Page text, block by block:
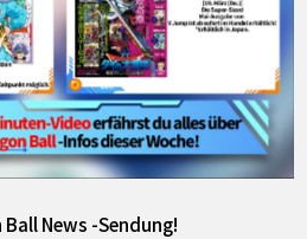
News -Sendung!